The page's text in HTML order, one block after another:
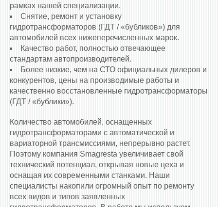
рамках нашей специализации.
Снятие, ремонт и установку
гидротрансформаторов (ГДТ / «бубликов») для
автомобилей всех нижеперечисленных марок.
Качество работ, полностью отвечающее
стандартам автопроизводителей.
Более низкие, чем на СТО официальных дилеров и
конкурентов, цены на производимые работы и
качественно восстановленные гидротрансформаторы
(ГДТ / «бублики»).
Количество автомобилей, оснащенных
гидротрансформаторами c автоматической и
вариаторной трансмиссиями, непрерывно растет.
Поэтому компания Smagresta увеличивает свой
технический потенциал, открывая новые цеха и
оснащая их современными станками. Наши
специалисты накопили огромный опыт по ремонту
всех видов и типов заявленных